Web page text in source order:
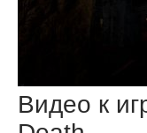
Видео к